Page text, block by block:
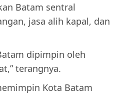
Batam sentral
jasa alih kapal, dan
dipimpin oleh
terangnya.
Kota Batam